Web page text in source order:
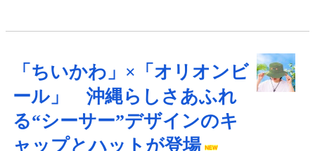
「ちいかわ」×「オリオンビ
ール」 沖縄らしさあふれ
る“シーサー”デザインのキ
ャップとハットが登場